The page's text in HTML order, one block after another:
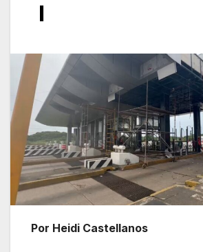
I
Por Heidi Castellanos